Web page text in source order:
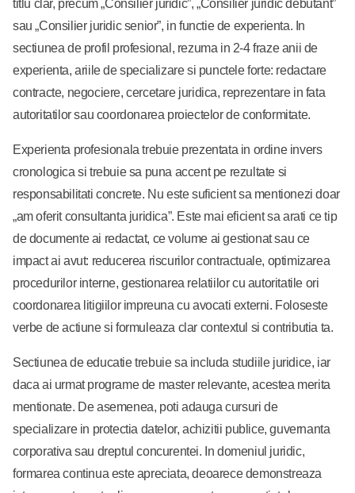
titlu clar, precum „Consilier juridic”, „Consilier juridic debutant”
sau „Consilier juridic senior”, in functie de experienta. In
sectiunea de profil profesional, rezuma in 2-4 fraze anii de
experienta, ariile de specializare si punctele forte: redactare
contracte, negociere, cercetare juridica, reprezentare in fata
autoritatilor sau coordonarea proiectelor de conformitate.
Experienta profesionala trebuie prezentata in ordine invers
cronologica si trebuie sa puna accent pe rezultate si
responsabilitati concrete. Nu este suficient sa mentionezi doar
„am oferit consultanta juridica”. Este mai eficient sa arati ce tip
de documente ai redactat, ce volume ai gestionat sau ce
impact ai avut: reducerea riscurilor contractuale, optimizarea
procedurilor interne, gestionarea relatiilor cu autoritatile ori
coordonarea litigiilor impreuna cu avocati externi. Foloseste
verbe de actiune si formuleaza clar contextul si contributia ta.
Sectiunea de educatie trebuie sa includa studiile juridice, iar
daca ai urmat programe de master relevante, acestea merita
mentionate. De asemenea, poti adauga cursuri de
specializare in protectia datelor, achizitii publice, guvernanta
corporativa sau dreptul concurentei. In domeniul juridic,
formarea continua este apreciata, deoarece demonstreaza